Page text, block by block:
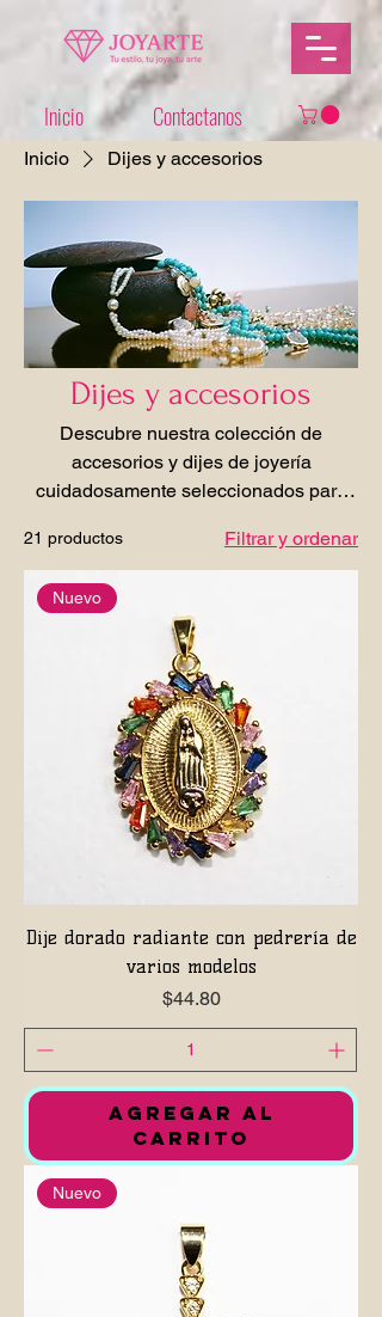
Inicio Contactanos
Inicio Dijes y accesorios
Dijes y accesorios
Descubre nuestra colección de
accesorios y dijes de joyería
cuidadosamente seleccionados para
21 productos Filtrar y ordenar
Nuevo
Dije dorado radiante con pedrería de
varios modelos
Precio
$44.80
AGREGAR AL
CARRITO
Nuevo